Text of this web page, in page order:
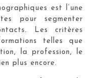
est l’une
pour segmenter
Les critères
telles que
la profession, le
plus encore.